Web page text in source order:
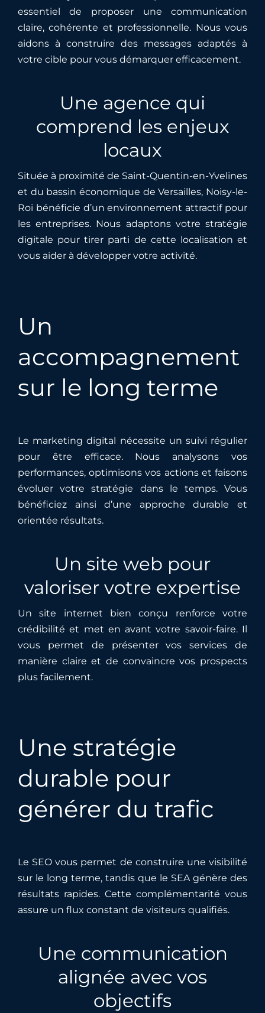
essentiel de proposer une communication
claire, cohérente et professionnelle. Nous vous
aidons à construire des messages adaptés à
votre cible pour vous démarquer efficacement.
Une agence qui
comprend les enjeux
locaux
Située à proximité de Saint-Quentin-en-Yvelines
et du bassin économique deVersailles, Noisy-le-
Roi bénéficie d’un environnement attractif pour
les entreprises. Nous adaptons votre stratégie
digitale pour tirer parti de cette localisation et
vous aider à développer votre activité.
Un
accompagnement
sur le long terme
Le marketing digital nécessite un suivi régulier
pour être efficace. Nous analysons vos
performances, optimisons vos actions et faisons
évoluer votre stratégie dans le temps. Vous
bénéficiez ainsi d’une approche durable et
orientée résultats.
Un site web pour
valoriser votre expertise
Un site internet bien conçu renforce votre
crédibilité et met en avant votre savoir-faire. Il
vous permet de présenter vos services de
manière claire et de convaincre vos prospects
plus facilement.
Une stratégie
durable pour
générer du trafic
Le SEO vous permet de construire une visibilité
sur le long terme, tandis que le SEA génère des
résultats rapides. Cette complémentarité vous
assure un flux constant de visiteurs qualifiés.
Une communication
alignée avec vos
objectifs